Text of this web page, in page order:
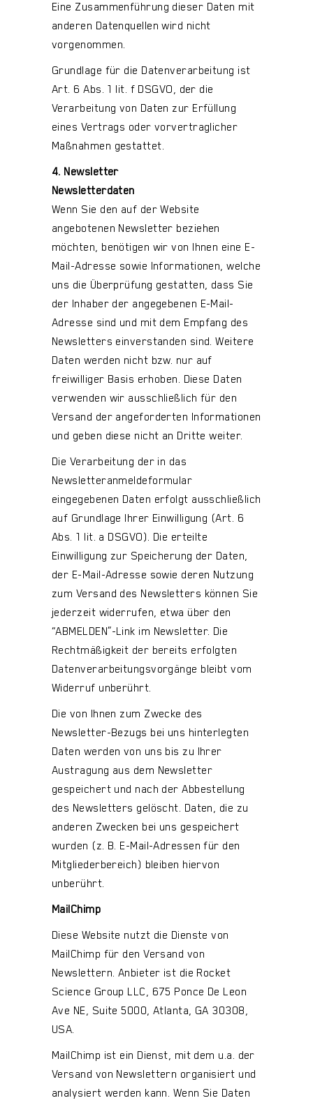
Eine Zusammenführung dieser Daten mit
anderen Datenquellen wird nicht
vorgenommen.
Grundlage für die Datenverarbeitung ist
Art. 6 Abs. 1 lit. f DSGVO, der die
Verarbeitung von Daten zur Erfüllung
eines Vertrags oder vorvertraglicher
Maßnahmen gestattet.
4. Newsletter
Newsletterdaten
Wenn Sie den auf der Website
angebotenen Newsletter beziehen
möchten, benötigen wir von Ihnen eine E-
Mail-Adresse sowie Informationen, welche
uns die Überprüfung gestatten, dass Sie
der Inhaber der angegebenen E-Mail-
Adresse sind und mit dem Empfang des
Newsletters einverstanden sind. Weitere
Daten werden nicht bzw. nur auf
freiwilliger Basis erhoben. Diese Daten
verwenden wir ausschließlich für den
Versand der angeforderten Informationen
und geben diese nicht an Dritte weiter.
Die Verarbeitung der in das
Newsletteranmeldeformular
eingegebenen Daten erfolgt ausschließlich
auf Grundlage Ihrer Einwilligung (Art. 6
Abs. 1 lit. a DSGVO). Die erteilte
Einwilligung zur Speicherung der Daten,
der E-Mail-Adresse sowie deren Nutzung
zum Versand des Newsletters können Sie
jederzeit widerrufen, etwa über den
“ABMELDEN”-Link im Newsletter. Die
Rechtmäßigkeit der bereits erfolgten
Datenverarbeitungsvorgänge bleibt vom
Widerruf unberührt.
Die von Ihnen zum Zwecke des
Newsletter-Bezugs bei uns hinterlegten
Daten werden von uns bis zu Ihrer
Austragung aus dem Newsletter
gespeichert und nach der Abbestellung
des Newsletters gelöscht. Daten, die zu
anderen Zwecken bei uns gespeichert
wurden (z. B. E-Mail-Adressen für den
Mitgliederbereich) bleiben hiervon
unberührt.
MailChimp
Diese Website nutzt die Dienste von
MailChimp für den Versand von
Newslettern. Anbieter ist die Rocket
Science Group LLC, 675 Ponce De Leon
Ave NE, Suite 5000, Atlanta, GA 30308,
USA.
MailChimp ist ein Dienst, mit dem u.a. der
Versand von Newslettern organisiert und
analysiert werden kann. Wenn Sie Daten